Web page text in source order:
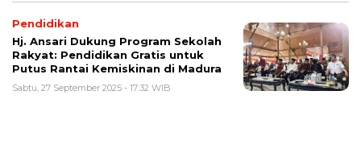
Pendidikan
Hj. Ansari Dukung Program Sekolah
Rakyat: Pendidikan Gratis untuk
Putus Rantai Kemiskinan di Madura
Sabtu, 27 September 2025 - 17:32 WIB